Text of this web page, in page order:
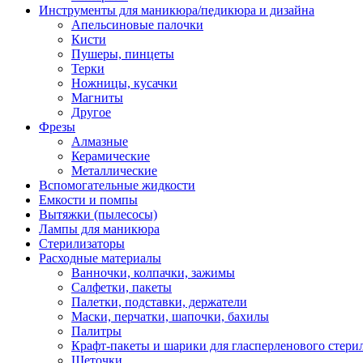
Инструменты для маникюра/педикюра и дизайна
Апельсиновые палочки
Кисти
Пушеры, пинцеты
Терки
Ножницы, кусачки
Магниты
Другое
Фрезы
Алмазные
Керамические
Металлические
Вспомогательные жидкости
Емкости и помпы
Вытяжки (пылесосы)
Лампы для маникюра
Стерилизаторы
Расходные материалы
Ванночки, колпачки, зажимы
Салфетки, пакеты
Палетки, подставки, держатели
Маски, перчатки, шапочки, бахилы
Палитры
Крафт-пакеты и шарики для гласперленового
Щеточки